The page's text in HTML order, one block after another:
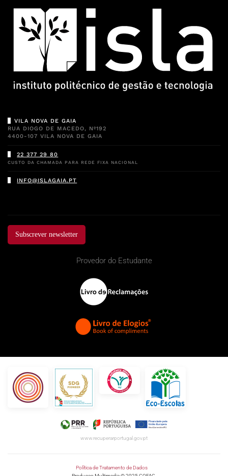
VILA NOVA DE GAIA
RUA DIOGO DE MACEDO, Nº192
4400-107 VILA NOVA DE GAIA
22 377 29 80
CUSTO DA CHAMADA PARA REDE FIXA NACIONAL
INFO@ISLAGAIA.PT
Subscrever newsletter
Provedor do Estudante
www.recuperarportugal.gov.pt
Política de Tratamento de Dados